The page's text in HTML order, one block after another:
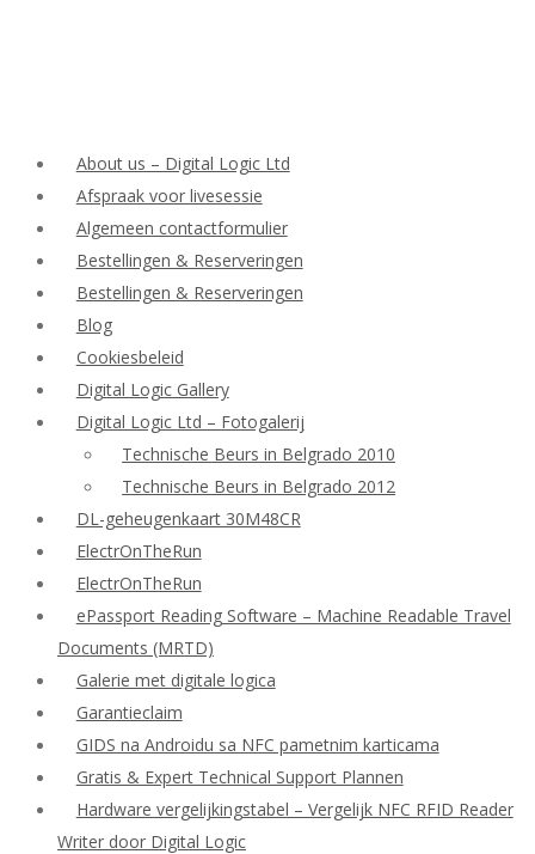
About us – Digital Logic Ltd
Afspraak voor livesessie
Algemeen contactformulier
Bestellingen & Reserveringen
Bestellingen & Reserveringen
Blog
Cookiesbeleid
Digital Logic Gallery
Digital Logic Ltd – Fotogalerij
Technische Beurs in Belgrado 2010
Technische Beurs in Belgrado 2012
DL-geheugenkaart 30M48CR
ElectrOnTheRun
ElectrOnTheRun
ePassport Reading Software – Machine Readable Travel
Documents (MRTD)
Galerie met digitale logica
Garantieclaim
GIDS na Androidu sa NFC pametnim karticama
Gratis & Expert Technical Support Plannen
Hardware vergelijkingstabel – Vergelijk NFC RFID Reader
Writer door Digital Logic